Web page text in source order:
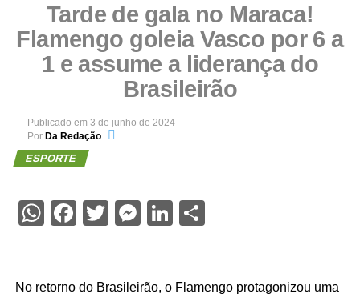
Tarde de gala no Maraca!
Flamengo goleia Vasco por 6 a
1 e assume a liderança do
Brasileirão
Publicado em 3 de junho de 2024
Por Da Redação
ESPORTE
WhatsApp
Facebook
Twitter
Messenger
LinkedIn
Share
No retorno do Brasileirão, o Flamengo protagonizou uma